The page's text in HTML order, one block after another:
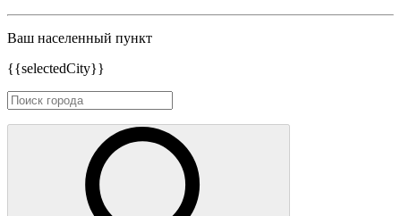
Ваш населенный пункт
{{selectedCity}}